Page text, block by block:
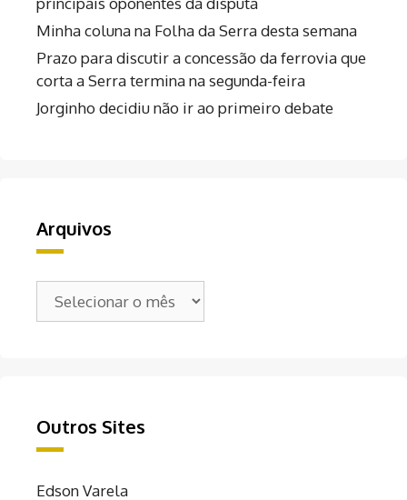
Minha coluna na Folha da Serra desta semana
Prazo para discutir a concessão da ferrovia que
corta a Serra termina na segunda-feira
Jorginho decidiu não ir ao primeiro debate
Arquivos
Outros Sites
Edson Varela